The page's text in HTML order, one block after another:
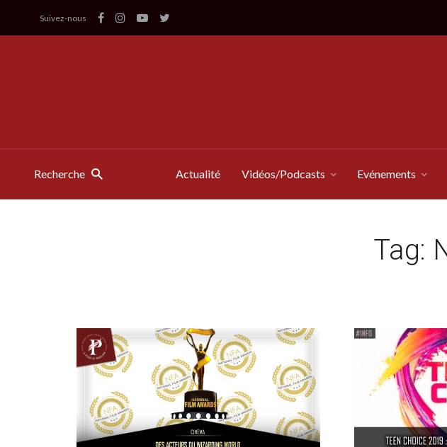
Suivez-nous
Recherche Actualité Vidéos/Podcasts Evénements
Tag: